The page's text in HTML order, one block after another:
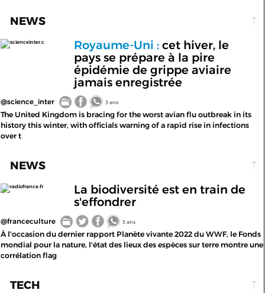
NEWS
scienceinter.c Royaume-Uni :cet hiver, le
pays se prépare à la pire
épidémie de grippe aviaire
jamais enregistrée
@science_inter 3 ans
The United Kingdom is bracing for the worst avian flu outbreak in its
history this winter, with officials warning of a rapid rise in infections
over t
NEWS
radiofrance.fr
La biodiversité est en train de
s'effondrer
@franceculture 3 ans
À l'occasion du dernier rapport Planète vivante 2022 du WWF, le Fonds
mondial pour la nature, l'état des lieux des espèces sur terre montre une
corrélation flag
TECH